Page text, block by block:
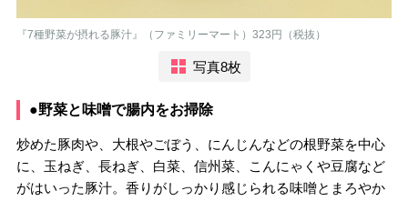
『7種野菜が摂れる豚汁』（ファミリーマート）323円（税抜）
写真8枚
●野菜と味噌で腸内をお掃除
炒めた豚肉や、大根やごぼう、にんじんなどの根野菜を中心
に、玉ねぎ、長ねぎ、白菜、信州菜、こんにゃくや豆腐など
がはいった豚汁。香りがしっかり感じられる味噌とまろやか